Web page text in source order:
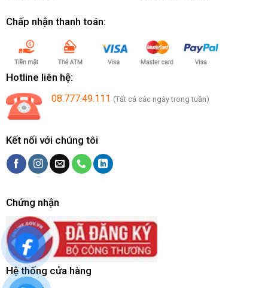
Chấp nhận thanh toán:
Hotline liên hệ:
08.777.49.111 (Tất cả các ngày trong tuần)
Kết nối với chúng tôi
Chứng nhận
Hệ thống cửa hàng